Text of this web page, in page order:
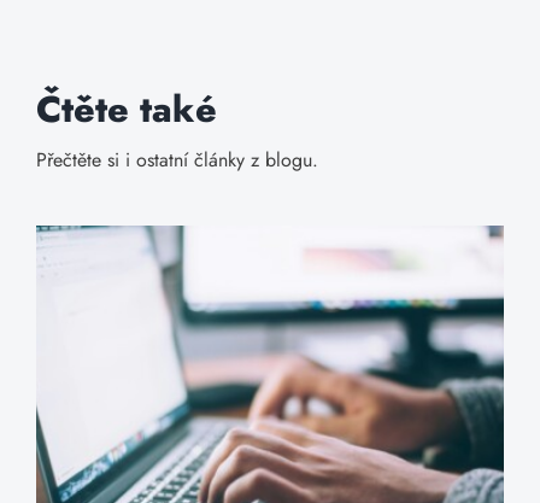
Čtěte také
Přečtěte si i ostatní články z blogu.